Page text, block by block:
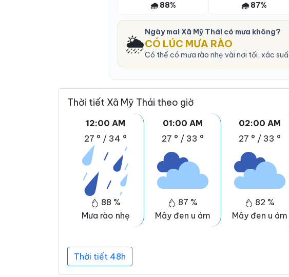
🌧️ 88% 🌧️ 87%
🌦️
Ngày mai Xã Mỹ Thái có mưa không?
CÓ LÚC MƯA RÀO
Có thể có mưa rào nhẹ vài nơi tối, xác
Thời tiết Xã Mỹ Thái theo giờ
12:00 AM
27 ° / 34 °
88 %
Mưa rào nhẹ
01:00 AM
27 ° / 33 °
87 %
Mây đen u ám
02:00 AM
27 ° / 33 °
82 %
Mây đen u ám
Thời tiết 48h